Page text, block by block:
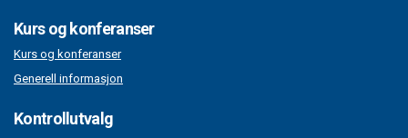
Kurs og konferanser
Kurs og konferanser
Generell informasjon
Kontrollutvalg